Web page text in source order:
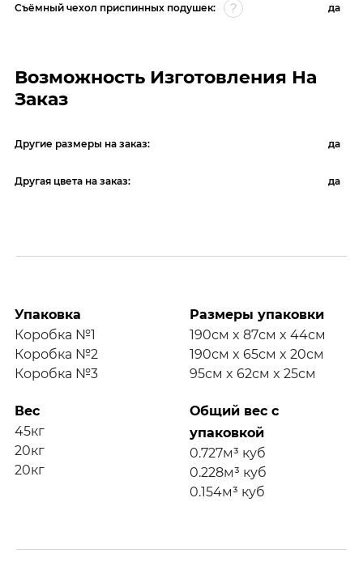
Съёмный чехол приспинных подушек: да
Возможность Изготовления На
Заказ
Другие размеры на заказ: да
Другая цвета на заказ: да
Упаковка
Коробка №1
Коробка №2
Коробка №3
Размеры упаковки
190см x 87см x 44см
190см x 65см x 20см
95см x 62см x 25см
Вес
45кг
20кг
20кг
Общий вес с
упаковкой
0.727м³ куб
0.228м³ куб
0.154м³ куб